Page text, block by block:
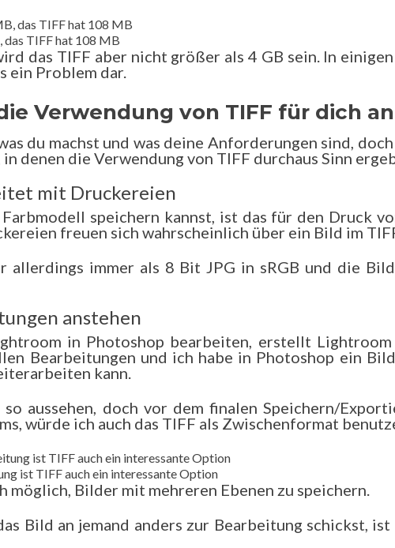
das TIFF hat 108 MB
das TIFF aber nicht größer als 4 GB sein. In
ein Problem dar.
Verwendung von TIFF für dich an
du machst und was deine Anforderungen sind,
denen die Verwendung von TIFF durchaus Sinn
mit Druckereien
speichern kannst, ist das für den Druck
freuen sich wahrscheinlich über ein Bild im
allerdings immer als 8 Bit JPG in sRGB und die
anstehen
in Photoshop bearbeiten, erstellt
Bearbeitungen und ich habe in Photoshop ein
kann.
aussehen, doch vor dem finalen Speichern/
würde ich auch das TIFF als Zwischenformat
ist TIFF auch ein interessante Option
möglich, Bilder mit mehreren Ebenen zu speichern.
Bild an jemand anders zur Bearbeitung schickst, ist